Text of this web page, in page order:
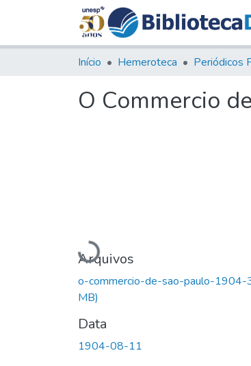
Início Hemeroteca Periódicos
O Commercio
Carregando...
Arquivos
o-commercio-de-sao-paulo-
MB)
Data
1904-08-11